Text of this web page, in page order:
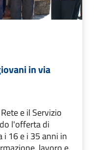
in via
e il Servizio
l'offerta di
i 16 e i 35 anni in